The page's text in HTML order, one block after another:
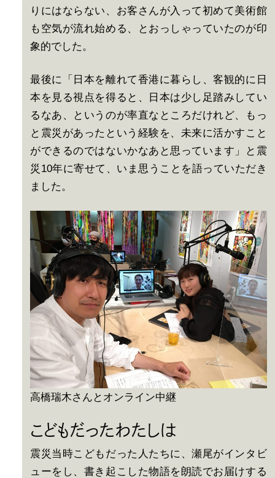
りにはならない、お客さんが入って初めて美術館
も空気が流れ始める、とおっしゃっていたのが印
象的でした。
最後に「日本を離れて香港に暮らし、客観的に日
本を見る視点を得ると、日本は少し足踏みしてい
るなあ、というのが率直なところだけれど、もっ
と震災があったという経験を、未来に活かすこと
ができるのではないかなあと思っています」と震
災10年に寄せて、いま思うことを語っていただき
ました。
高橋瑞木さんとオンライン中継
こどもだったわたしは
震災当時こどもだった人たちに、瀬尾がインタビ
ューをし、書き起こした物語を朗読でお届けする